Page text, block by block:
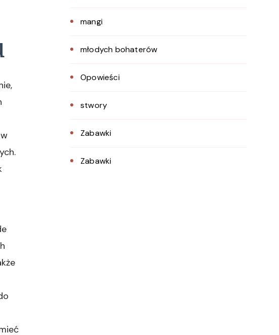
mangi
młodych bohaterów
Opowieści
stwory
Zabawki
Zabawki